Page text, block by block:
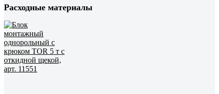
Расходные материалы